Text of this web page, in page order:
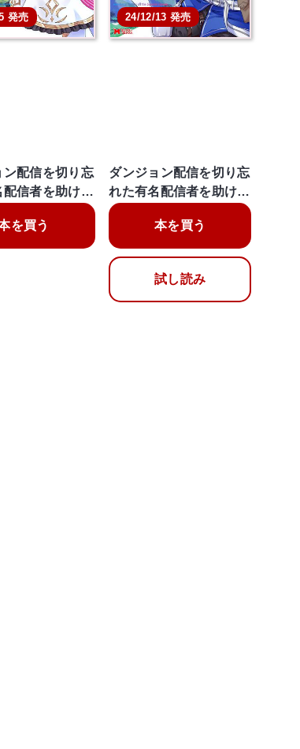
発売
ン配信を切り忘
配信者を助け…
を買う
24/12/13 発売
ダンジョン配信を切り忘
れた有名配信者を助け…
本を買う
試し読み